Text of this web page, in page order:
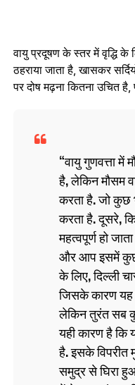
वायु प्रदूषण के स्तर में वृद्धि के
ठहराया जाता है, खासकर
पर दोष मढ़ना कितना उचित
वायु गुणवत्ता में
है, लेकिन मौसम
करता है. जो कुछ
करता है. दूसरे,
महत्वपूर्ण हो
और आप इसमें
के लिए, दिल्ली
जिसके कारण
लेकिन तुरंत सब
यही कारण है कि
है. इसके
समुद्र से घिरा